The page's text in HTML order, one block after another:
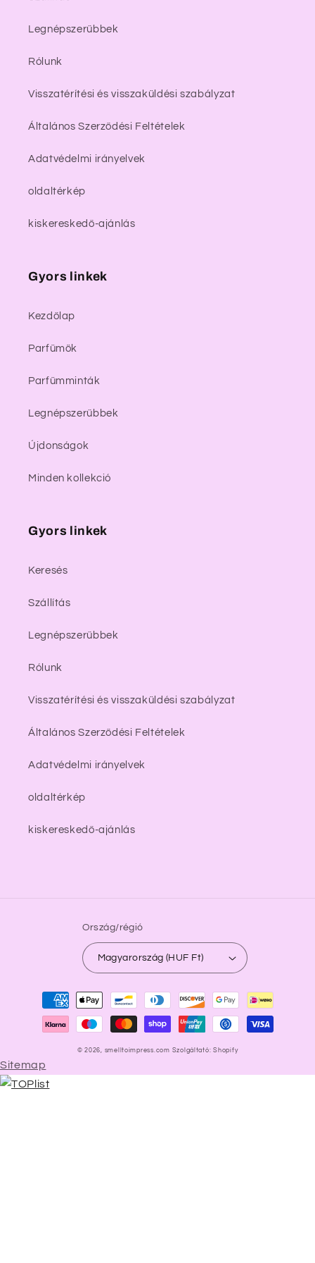
Legnépszerűbbek
Rólunk
Visszatérítési és visszaküldési szabályzat
Általános Szerződési Feltételek
Adatvédelmi irányelvek
oldaltérkép
kiskereskedő-ajánlás
Gyors linkek
Kezdőlap
Parfümök
Parfümminták
Legnépszerűbbek
Újdonságok
Minden kollekció
Gyors linkek
Keresés
Szállítás
Legnépszerűbbek
Rólunk
Visszatérítési és visszaküldési szabályzat
Általános Szerződési Feltételek
Adatvédelmi irányelvek
oldaltérkép
kiskereskedő-ajánlás
Ország/régió
Magyarország (HUF Ft)
Fizetési
módok
© 2026, smelltoimpress.com Szolgáltató: Shopify
Sitemap